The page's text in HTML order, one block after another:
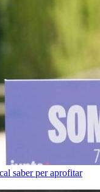
saber per aprofitar